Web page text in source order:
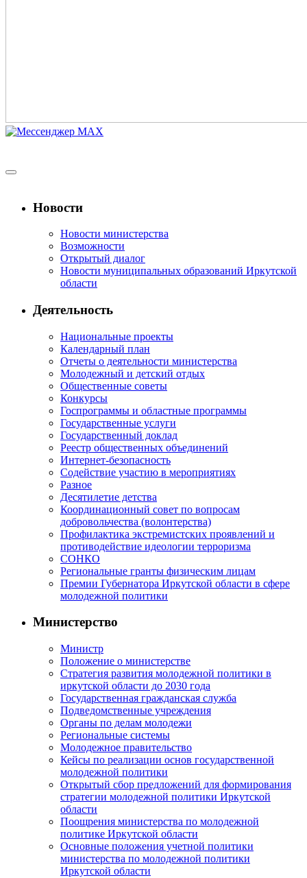
Новости
Новости министерства
Возможности
Открытый диалог
Новости муниципальных образований Иркутской
области
Деятельность
Национальные проекты
Календарный план
Отчеты о деятельности министерства
Молодежный и детский отдых
Общественные советы
Конкурсы
Госпрограммы и областные программы
Государственные услуги
Государственный доклад
Реестр общественных объединений
Интернет-безопасность
Содействие участию в мероприятиях
Разное
Десятилетие детства
Координационный совет по вопросам
добровольчества (волонтерства)
Профилактика экстремистских проявлений и
противодействие идеологии терроризма
СОНКО
Региональные гранты физическим лицам
Премии Губернатора Иркутской области в сфере
молодежной политики
Министерство
Министр
Положение о министерстве
Стратегия развития молодежной политики в
иркутской области до 2030 года
Государственная гражданская служба
Подведомственные учреждения
Органы по делам молодежи
Региональные системы
Молодежное правительство
Кейсы по реализации основ государственной
молодежной политики
Открытый сбор предложений для формирования
стратегии молодежной политики Иркутской
области
Поощрения министерства по молодежной
политике Иркутской области
Основные положения учетной политики
министерства по молодежной политики
Иркутской области